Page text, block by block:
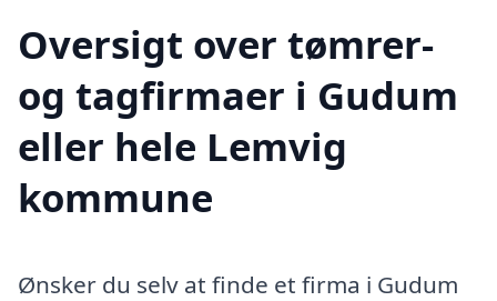
Oversigt over tømrer-
og tagfirmaer i Gudum
eller hele Lemvig
kommune
Ønsker du selv at finde et firma i Gudum